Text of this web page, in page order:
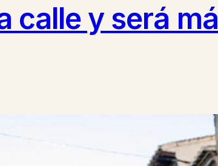
calle y será